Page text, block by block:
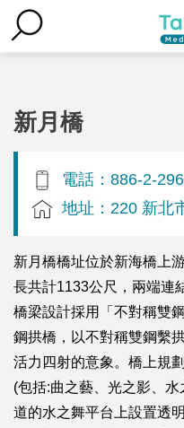
新月橋
電話：886-2-
地址：220 新北
新月橋橋址位於新海橋上
長共計1133公尺，兩端連
橋梁設計採用「不對稱雙
鋼拱橋，以不對稱雙鋼繫
活力四射的意象。橋上規
(包括:曲之藝、光之影、
道的水之舞平台上設置透